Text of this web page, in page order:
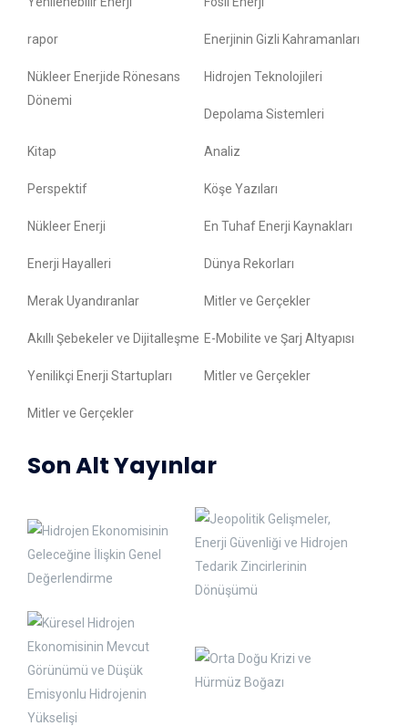
rapor Enerjinin Gizli Kahramanları
Nükleer Enerjide Rönesans
Dönemi
Hidrojen Teknolojileri
Depolama Sistemleri
Kitap Analiz
Perspektif Köşe Yazıları
Nükleer Enerji En Tuhaf Enerji Kaynakları
Enerji Hayalleri Dünya Rekorları
Merak Uyandıranlar Mitler ve Gerçekler
Akıllı Şebekeler ve Dijitalleşme E-Mobilite ve Şarj Altyapısı
Yenilikçi Enerji Startupları Mitler ve Gerçekler
Mitler ve Gerçekler
Son Alt Yayınlar